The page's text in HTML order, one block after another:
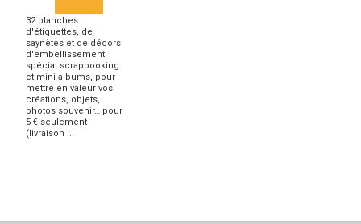
32 planches
d'étiquettes, de
saynètes et de décors
d'embellissement
spécial scrapbooking
et mini-albums, pour
mettre en valeur vos
créations, objets,
photos souvenir… pour
5 € seulement
(livraison ...